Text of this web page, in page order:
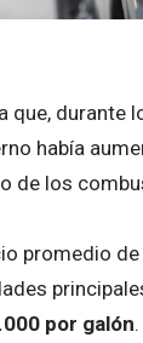
que, durante
había
de los
promedio
por galón